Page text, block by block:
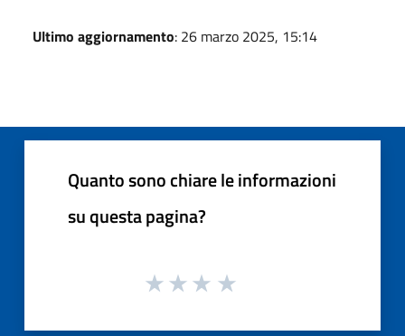
Ultimo aggiornamento: 26 marzo 2025, 15:14
Quanto sono chiare le informazioni
su questa pagina?